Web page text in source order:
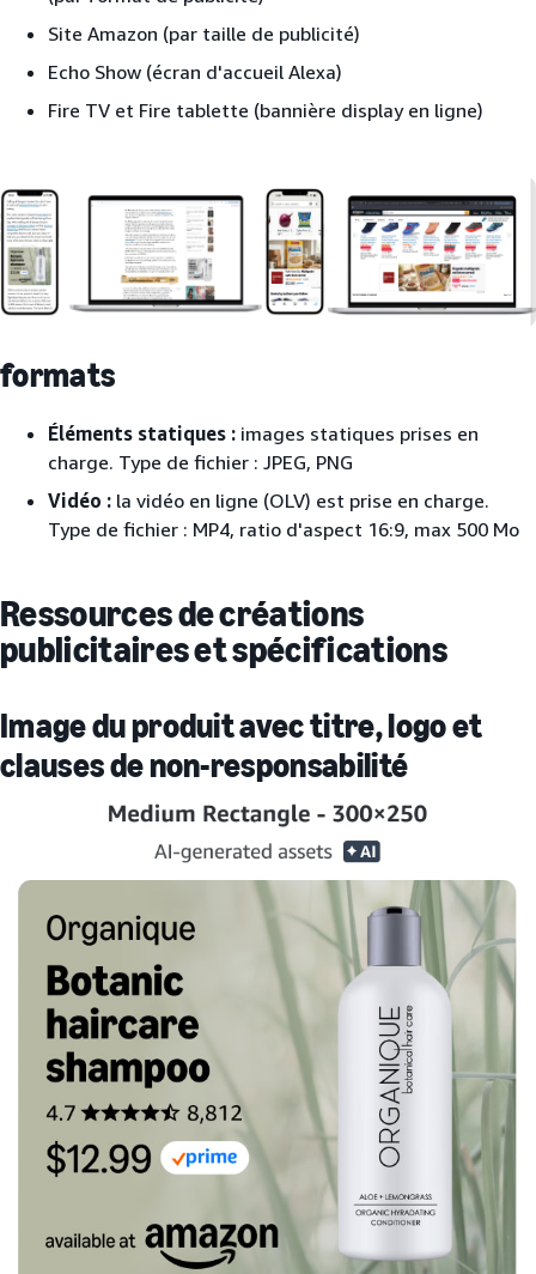
Site Amazon (par taille de publicité)
Echo Show (écran d'accueil Alexa)
Fire TV et Fire tablette (bannière display en ligne)
formats
Éléments statiques : images statiques prises en
charge. Type de fichier : JPEG, PNG
Vidéo : la vidéo en ligne (OLV) est prise en charge.
Type de fichier : MP4, ratio d'aspect 16:9, max 500 Mo
Ressources de créations
publicitaires et spécifications
Image du produit avec titre, logo et
clauses de non-responsabilité